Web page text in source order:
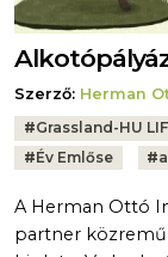
Szerző: Herman
Tags:
#Grassland-HU
#Év Emlőse #
A Herman Ottó
partner